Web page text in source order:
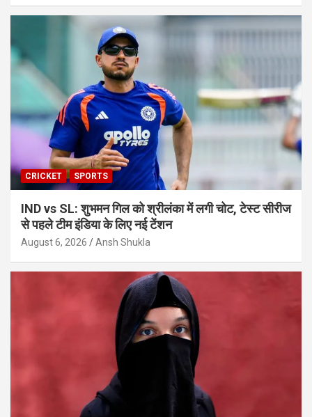
CRICKET SPORTS
IND vs SL: शुभमन गिल को श्रीलंका में लगी चोट, टेस्ट सीरीज
से पहले टीम इंडिया के लिए नई टेंशन
August 6, 2026 Ansh Shukla